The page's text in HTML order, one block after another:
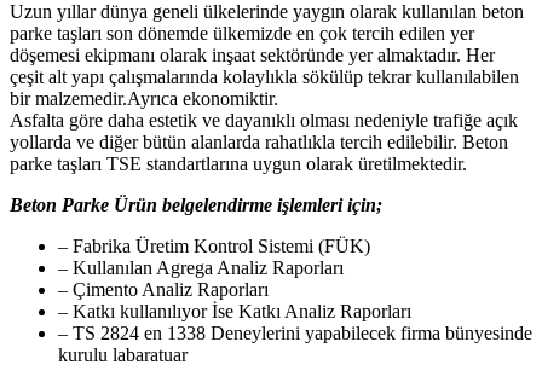
Uzun yıllar dünya geneli ülkelerinde yaygın olarak kullanılan beton
parke taşları son dönemde ülkemizde en çok tercih edilen yer
döşemesi ekipmanı olarak inşaat sektöründe yer almaktadır. Her
çeşit alt yapı çalışmalarında kolaylıkla sökülüp tekrar kullanılabilen
bir malzemedir.Ayrıca ekonomiktir.
Asfalta göre daha estetik ve dayanıklı olması nedeniyle trafiğe açık
yollarda ve diğer bütün alanlarda rahatlıkla tercih edilebilir. Beton
parke taşları TSE standartlarına uygun olarak üretilmektedir.
Beton Parke Ürün belgelendirme işlemleri için;
– Fabrika Üretim Kontrol Sistemi (FÜK)
– Kullanılan Agrega Analiz Raporları
– Çimento Analiz Raporları
– Katkı kullanılıyor İse Katkı Analiz Raporları
– TS 2824 en 1338 Deneylerini yapabilecek firma bünyesinde
kurulu labaratuar